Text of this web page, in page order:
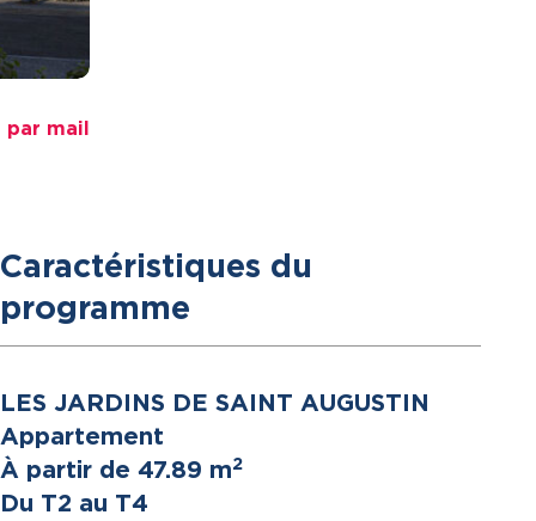
par mail
Caractéristiques du
programme
LES JARDINS DE SAINT AUGUSTIN
Appartement
À partir de 47.89 m2
Du T2 au T4